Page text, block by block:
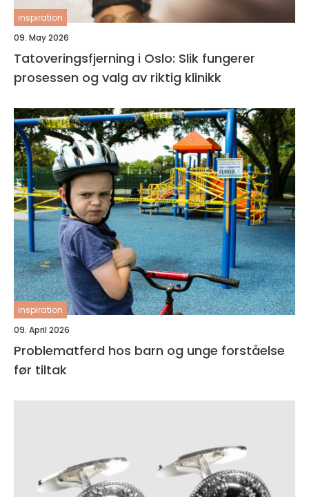
inspiration
09. May 2026
Tatoveringsfjerning i Oslo: Slik fungerer
prosessen og valg av riktig klinikk
inspiration
09. April 2026
Problematferd hos barn og unge forståelse
før tiltak